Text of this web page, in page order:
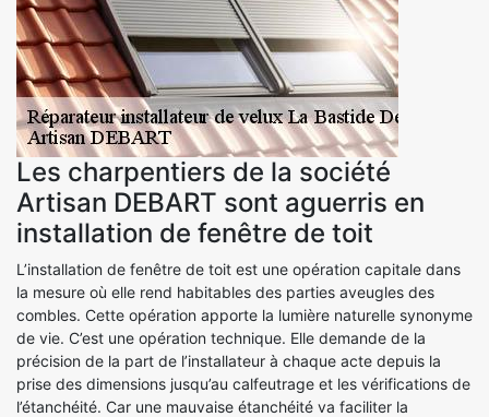
Les charpentiers de la société
Artisan DEBART sont aguerris en
installation de fenêtre de toit
L’installation de fenêtre de toit est une opération capitale dans
la mesure où elle rend habitables des parties aveugles des
combles. Cette opération apporte la lumière naturelle synonyme
de vie. C’est une opération technique. Elle demande de la
précision de la part de l’installateur à chaque acte depuis la
prise des dimensions jusqu’au calfeutrage et les vérifications de
l’étanchéité. Car une mauvaise étanchéité va faciliter la